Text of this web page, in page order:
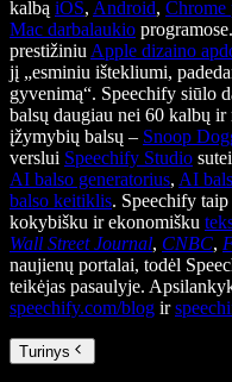
kalbą iOS, Android, Chrome
Mac darbalaukio
prestižiniu Apple dizaino
jį „esminiu ištekliumi,
gyvenimą“. Speechify siūlo
balsų daugiau nei 60 kalbų
įžymybių balsų – Snoop
verslui Speechify Studio
AI balso generatorius, AI
balso keitiklis. Speechify
kokybišku ir ekonomišku
Wall Street Journal, CNBC,
naujienų portalai, todėl
teikėjas pasaulyje.
speechify.com/blog ir
Turinys